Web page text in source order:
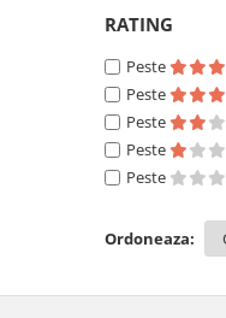
RATING
Peste
Peste
Peste
Peste
Peste
Ordoneaza: